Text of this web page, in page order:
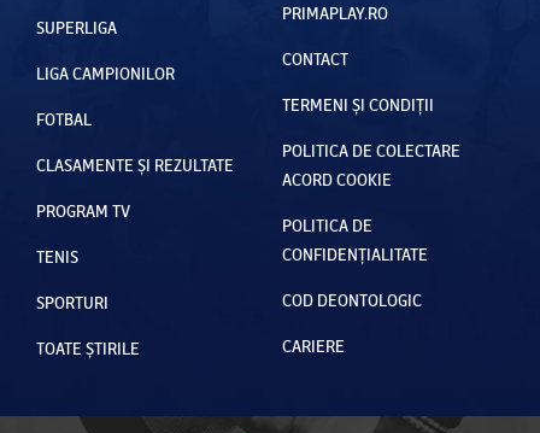
SUPERLIGA
LIGA CAMPIONILOR
FOTBAL
CLASAMENTE ȘI REZULTATE
PROGRAM TV
TENIS
SPORTURI
TOATE ȘTIRILE
PRIMAPLAY.RO
CONTACT
TERMENI ȘI CONDIȚII
POLITICA DE COLECTARE
ACORD COOKIE
POLITICA DE
CONFIDENȚIALITATE
COD DEONTOLOGIC
CARIERE